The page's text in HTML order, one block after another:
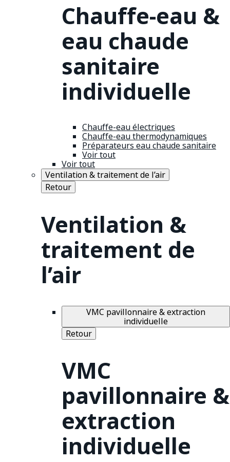
Chauffe-eau &
eau chaude
sanitaire
individuelle
Chauffe-eau électriques
Chauffe-eau thermodynamiques
Préparateurs eau chaude sanitaire
Voir tout
Voir tout
Ventilation & traitement de l’air
Retour
Ventilation &
traitement de
l’air
VMC pavillonnaire & extraction
individuelle
Retour
VMC
pavillonnaire &
extraction
individuelle